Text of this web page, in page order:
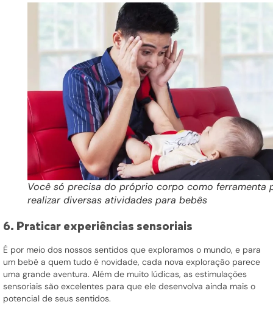
Você só precisa do próprio corpo como ferramenta
realizar diversas atividades para bebês
6. Praticar experiências sensoriais
É por meio dos nossos sentidos que exploramos o mundo, e para
um bebê a quem tudo é novidade, cada nova exploração parece
uma grande aventura. Além de muito lúdicas, as estimulações
sensoriais são excelentes para que ele desenvolva ainda mais o
potencial de seus sentidos.